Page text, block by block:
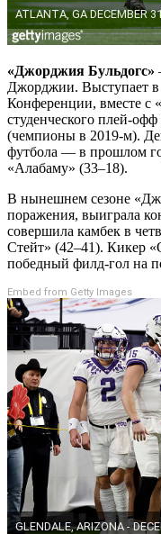
«Джорджия Бульдогс»
Джорджии. Выступает
Конференции, вместе с
студенческого плей-
(чемпионы в 2019-м).
футбола — в прошлом
«Алабаму» (33–18).
В нынешнем сезоне
поражения, выиграла
совершила камбек в
Стейт» (42–41). Кикер
победный филд-гол на
Embed from Getty Images